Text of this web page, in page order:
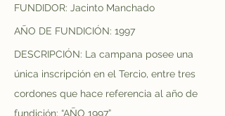
FUNDIDOR: Jacinto Manchado
AÑO DE FUNDICIÓN: 1997
DESCRIPCIÓN: La campana posee una
única inscripción en el Tercio, entre tres
cordones que hace referencia al año de
fundición: “AÑO 1997”